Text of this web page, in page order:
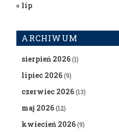
« lip
ARCHIWUM
sierpień 2026(1)
lipiec 2026(9)
czerwiec 2026(13)
maj 2026(12)
kwiecień 2026(9)